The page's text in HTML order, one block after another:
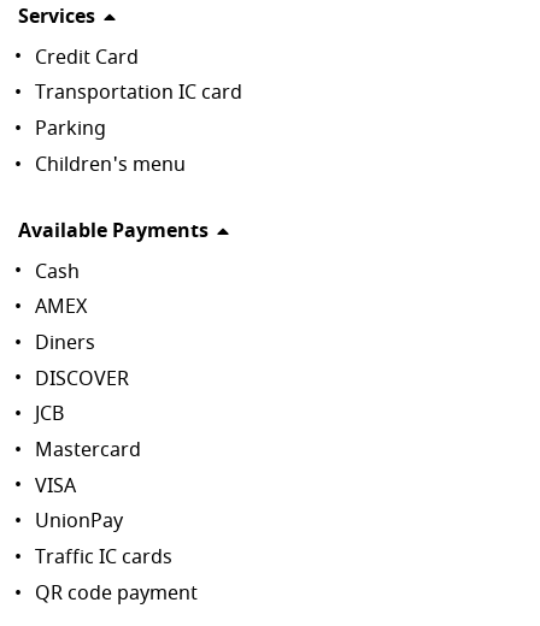
Services
Credit Card
Transportation IC card
Parking
Children's menu
Available Payments
Cash
AMEX
Diners
DISCOVER
JCB
Mastercard
VISA
UnionPay
Traffic IC cards
QR code payment